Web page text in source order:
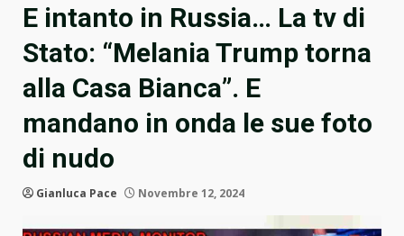
E intanto in Russia… La tv di
Stato: “Melania Trump torna
alla Casa Bianca”. E
mandano in onda le sue foto
di nudo
Gianluca Pace Novembre 12, 2024